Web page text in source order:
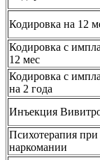
Кодировка на 12
Кодировка с
12 мес
Кодировка с
на 2 года
Инъекция
Психотерапия при
наркомании